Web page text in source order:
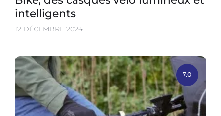
intelligents
12 DÉCEMBRE 2024
7.0